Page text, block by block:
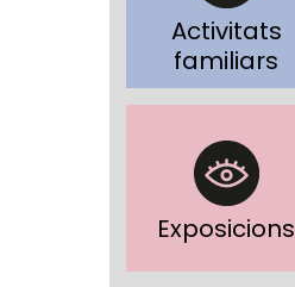
Activitats
familiars
Exposicions